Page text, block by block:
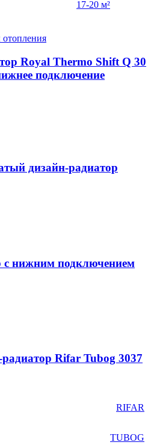
17-20 м²
Royal Thermo Shift Q 30
подключение
дизайн-радиатор
нижним подключением
Rifar Tubog 3037
RIFAR
TUBOG